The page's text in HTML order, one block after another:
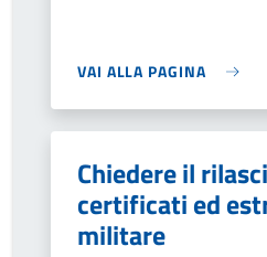
VAI ALLA PAGINA
Chiedere il
certificati ed
militare